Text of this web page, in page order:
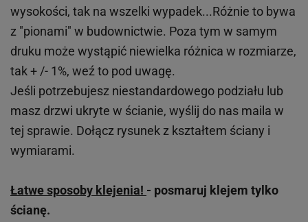
wysokości, tak na wszelki wypadek...Różnie to bywa
z "pionami" w budownictwie. Poza tym w samym
druku może wystąpić niewielka różnica w rozmiarze,
tak + /- 1%, weź to pod uwagę.
Jeśli potrzebujesz niestandardowego podziału lub
masz drzwi ukryte w ścianie, wyślij do nas maila w
tej sprawie. Dołącz rysunek z kształtem ściany i
wymiarami.
Łatwe sposoby klejenia! - posmaruj klejem tylko
ścianę.